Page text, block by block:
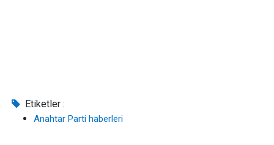
Etiketler :
Anahtar Parti haberleri